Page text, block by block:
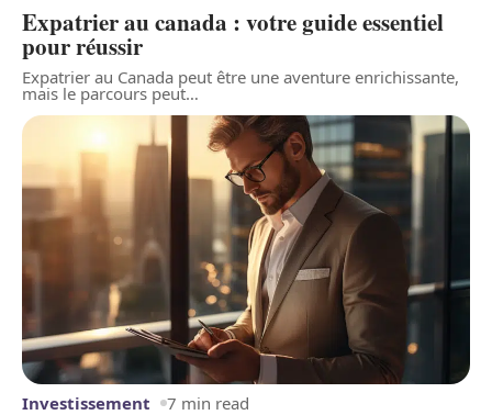
Expatrier au canada : votre guide essentiel
pour réussir
Expatrier au Canada peut être une aventure enrichissante,
mais le parcours peut…
Investissement 7 min read